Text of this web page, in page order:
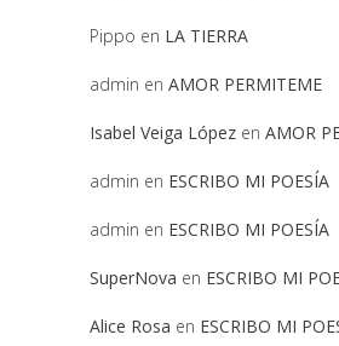
Pippo en LA TIERRA
admin en AMOR PERMITEME
Isabel Veiga López en AMOR
admin en ESCRIBO MI POESÍA
admin en ESCRIBO MI POESÍA
SuperNova en ESCRIBO MI
Alice Rosa en ESCRIBO MI